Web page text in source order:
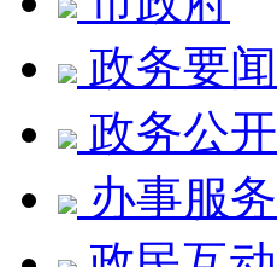
政务要闻
政务公开
办事服务